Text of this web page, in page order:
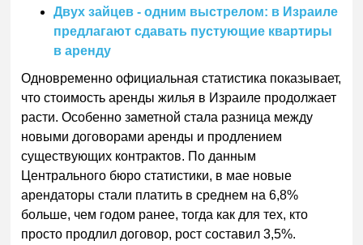
Двух зайцев - одним выстрелом: в Израиле
предлагают сдавать пустующие квартиры
в аренду
Одновременно официальная статистика показывает,
что стоимость аренды жилья в Израиле продолжает
расти. Особенно заметной стала разница между
новыми договорами аренды и продлением
существующих контрактов. По данным
Центрального бюро статистики, в мае новые
арендаторы стали платить в среднем на 6,8%
больше, чем годом ранее, тогда как для тех, кто
просто продлил договор, рост составил 3,5%.